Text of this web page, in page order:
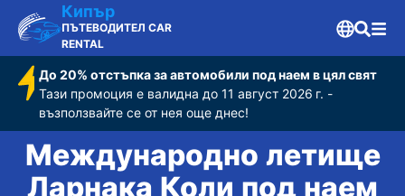
Кипър
ПЪТЕВОДИТЕЛ CAR
RENTAL
До 20% отстъпка за автомобили под наем в цял свят
Тази промоция е валидна до 11 август 2026 г. -
възползвайте се от нея още днес!
Международно летище
Ларнака Коли под наем